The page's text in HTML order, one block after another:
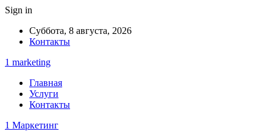
Sign in
Суббота, 8 августа, 2026
Контакты
1 marketing
Главная
Услуги
Контакты
1 Маркетинг